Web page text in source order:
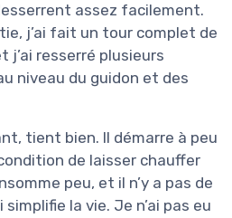
assez facilement.
j’ai fait un tour complet de
j’ai resserré plusieurs
niveau du guidon et des
tient bien. Il démarre à peu
de laisser chauffer
peu, et il n’y a pas de
la vie. Je n’ai pas eu